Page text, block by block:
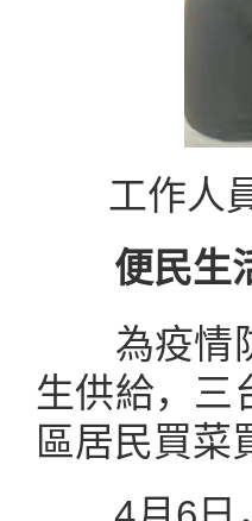
工作人
便民生活
為疫情防
生供給，三
區居民買